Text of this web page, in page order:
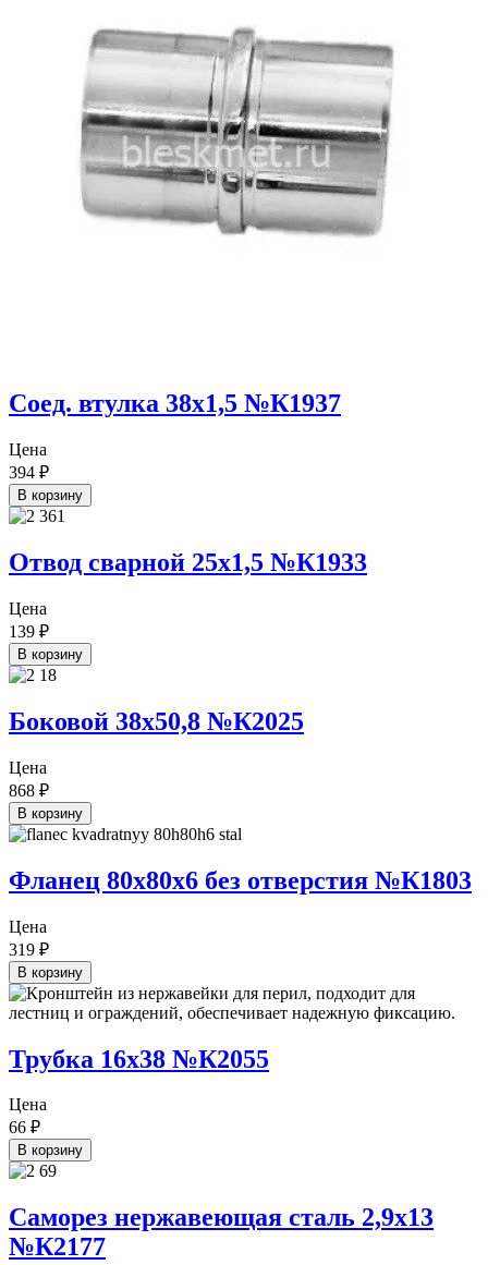
Соед. втулка 38х1,5 №К1937
Цена
394 ₽
В корзину
Отвод сварной 25х1,5 №К1933
Цена
139 ₽
В корзину
Боковой 38х50,8 №К2025
Цена
868 ₽
В корзину
Фланец 80х80х6 без отверстия №К1803
Цена
319 ₽
В корзину
Трубка 16х38 №К2055
Цена
66 ₽
В корзину
Саморез нержавеющая сталь 2,9х13
№К2177